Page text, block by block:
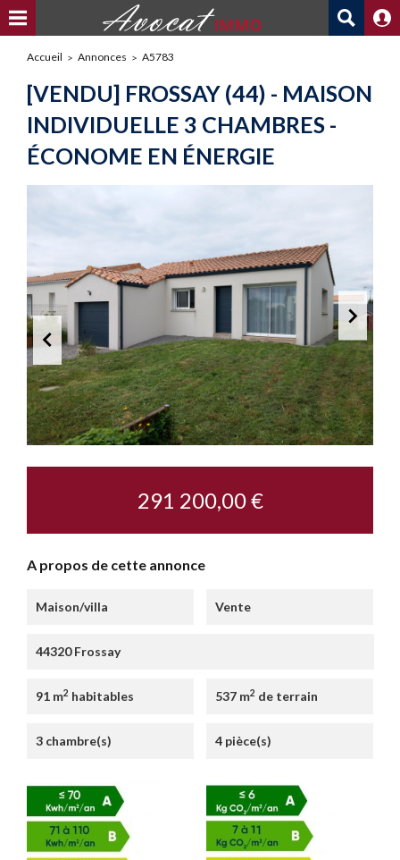
Accueil Annonces A5783
[VENDU] FROSSAY (44) - MAISON
INDIVIDUELLE 3 CHAMBRES -
ÉCONOME EN ÉNERGIE
291 200,00 €
A propos de cette annonce
Maison/villa Vente
44320 Frossay
91 m2 habitables 537 m2 de terrain
3 chambre(s) 4 pièce(s)